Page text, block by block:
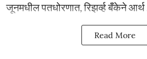
जूनमधील पतधोरणात, रिझर्व्ह बँकेने आर्थ ...
Read More